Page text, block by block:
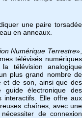
une paire torsadée
en anneaux.
Numérique Terrestre»,
télévisés numériques
télévision analogique
plus grand nombre de
et de son, ainsi que des
guide électronique des
interactifs. Elle offre aux
chaînes, avec une
de connexion